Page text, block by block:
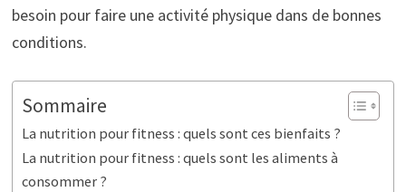
besoin pour faire une activité physique dans de bonnes
conditions.
Sommaire
La nutrition pour fitness : quels sont ces bienfaits ?
La nutrition pour fitness : quels sont les aliments à
consommer ?